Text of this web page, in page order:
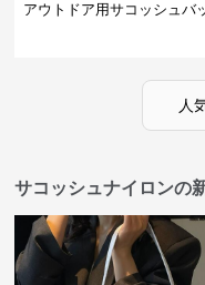
アウトドア用サコッシュバ
人
サコッシュナイロンの